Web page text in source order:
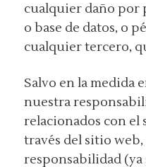
cualquier daño por
o base de datos, o
cualquier tercero,
Salvo en la medida
nuestra
relacionados con
través del sitio
responsabilidad